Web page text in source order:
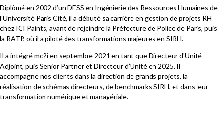
Diplômé en 2002 d’un DESS en Ingénierie des Ressources Humaines de
l’Université Paris Cité, il a débuté sa carrière en gestion de projets RH
chez ICI Paints, avant de rejoindre la Préfecture de Police de Paris, puis
la RATP, où il a piloté des transformations majeures en SIRH.
Il a intégré mc2i en septembre 2021 en tant que Directeur d'Unité
Adjoint, puis Senior Partner et Directeur d’Unité en 2025. Il
accompagne nos clients dans la direction de grands projets, la
réalisation de schémas directeurs, de benchmarks SIRH, et dans leur
transformation numérique et managériale.